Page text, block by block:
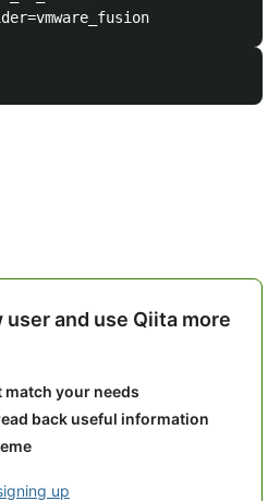
user and use Qiita more
your needs
back useful information
up